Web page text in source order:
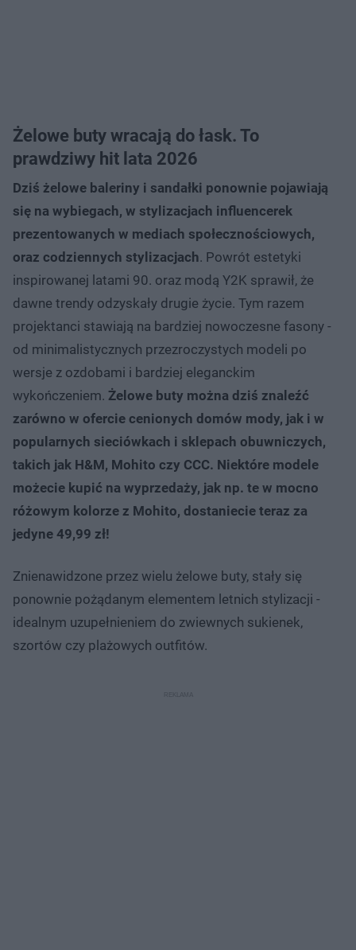
Żelowe buty wracają do łask. To
prawdziwy hit lata 2026
Dziś żelowe baleriny i sandałki ponownie pojawiają
się na wybiegach, w stylizacjach influencerek
prezentowanych w mediach społecznościowych,
oraz codziennych stylizacjach. Powrót estetyki
inspirowanej latami 90. oraz modą Y2K sprawił, że
dawne trendy odzyskały drugie życie. Tym razem
projektanci stawiają na bardziej nowoczesne fasony -
od minimalistycznych przezroczystych modeli po
wersje z ozdobami i bardziej eleganckim
wykończeniem. Żelowe buty można dziś znaleźć
zarówno w ofercie cenionych domów mody, jak i w
popularnych sieciówkach i sklepach obuwniczych,
takich jak H&M, Mohito czy CCC. Niektóre modele
możecie kupić na wyprzedaży, jak np. te w mocno
różowym kolorze z Mohito, dostaniecie teraz za
jedyne 49,99 zł!
Znienawidzone przez wielu żelowe buty, stały się
ponownie pożądanym elementem letnich stylizacji -
idealnym uzupełnieniem do zwiewnych sukienek,
szortów czy plażowych outfitów.